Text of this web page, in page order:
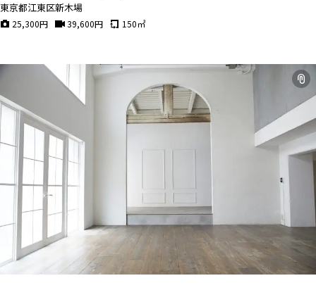
東京都江東区新木場
25,300円 39,600円 150㎡